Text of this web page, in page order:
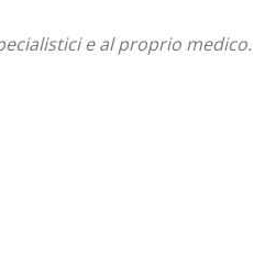
e al proprio medico.